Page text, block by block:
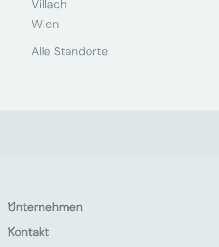
Villach
Wien
Alle Standorte
Unternehmen
Kontakt